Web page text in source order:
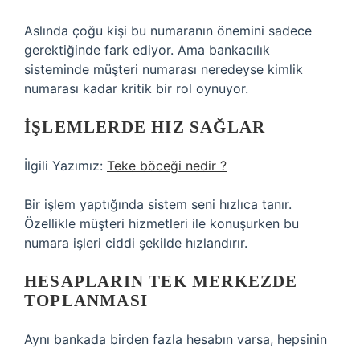
Aslında çoğu kişi bu numaranın önemini sadece
gerektiğinde fark ediyor. Ama bankacılık
sisteminde müşteri numarası neredeyse kimlik
numarası kadar kritik bir rol oynuyor.
İŞLEMLERDE HIZ SAĞLAR
İlgili Yazımız: Teke böceği nedir ?
Bir işlem yaptığında sistem seni hızlıca tanır.
Özellikle müşteri hizmetleri ile konuşurken bu
numara işleri ciddi şekilde hızlandırır.
HESAPLARIN TEK MERKEZDE
TOPLANMASI
Aynı bankada birden fazla hesabın varsa, hepsinin